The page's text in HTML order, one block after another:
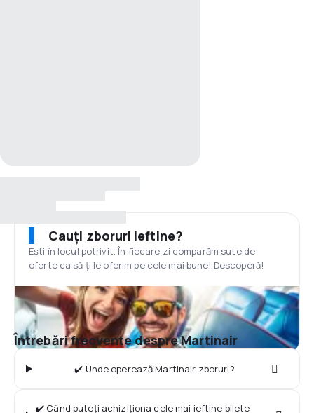
Cauți zboruri ieftine?
Ești în locul potrivit. În fiecare zi comparăm sute de
oferte ca să ți le oferim pe cele mai bune! Descoperă!
Întrebări frecvente despre Martinair
✔️ Unde operează Martinair zboruri?
✔️ Când puteți achiziționa cele mai ieftine bilete